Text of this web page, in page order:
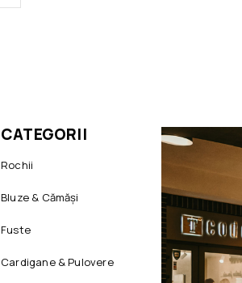
CATEGORII
Rochii
Bluze & Cămăși
Fuste
Cardigane & Pulovere